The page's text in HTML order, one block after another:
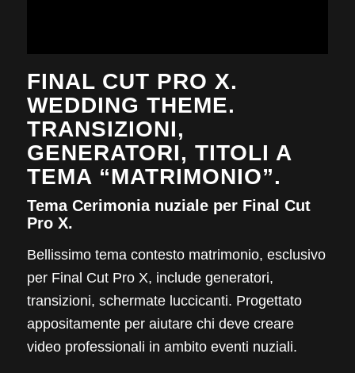
FINAL CUT PRO X.
WEDDING THEME.
TRANSIZIONI,
GENERATORI, TITOLI A
TEMA “MATRIMONIO”.
Tema Cerimonia nuziale per Final Cut
Pro X.
Bellissimo tema contesto matrimonio, esclusivo
per Final Cut Pro X, include generatori,
transizioni, schermate luccicanti. Progettato
appositamente per aiutare chi deve creare
video professionali in ambito eventi nuziali.